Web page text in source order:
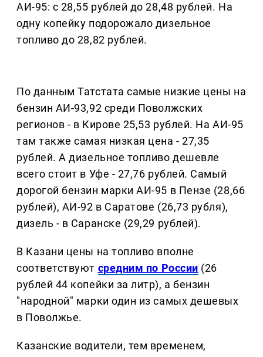
АИ-95: с 28,55 рублей до 28,48 рублей. На
одну копейку подорожало дизельное
топливо до 28,82 рублей.
По данным Татстата самые низкие цены на
бензин АИ-93,92 среди Поволжских
регионов - в Кирове 25,53 рублей. На АИ-95
там также самая низкая цена - 27,35
рублей. А дизельное топливо дешевле
всего стоит в Уфе - 27,76 рублей. Самый
дорогой бензин марки АИ-95 в Пензе (28,66
рублей), АИ-92 в Саратове (26,73 рубля),
дизель - в Саранске (29,29 рублей).
В Казани цены на топливо вполне
соответствуют средним по России (26
рублей 44 копейки за литр), а бензин
"народной" марки один из самых дешевых
в Поволжье.
Казанские водители, тем временем,